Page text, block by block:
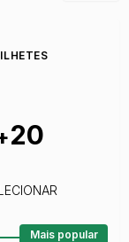
20
Mais popular